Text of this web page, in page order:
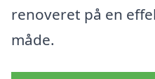
renoveret på en
måde.